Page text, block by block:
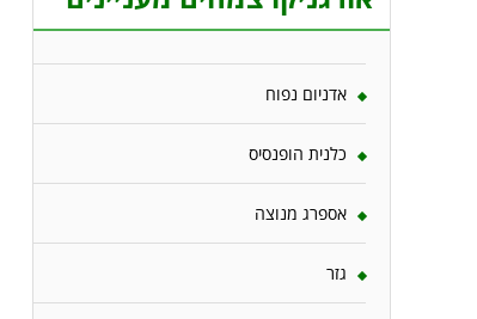
אדניום נפוח
כלנית הופנסיס
אספרג מנוצה
גזר